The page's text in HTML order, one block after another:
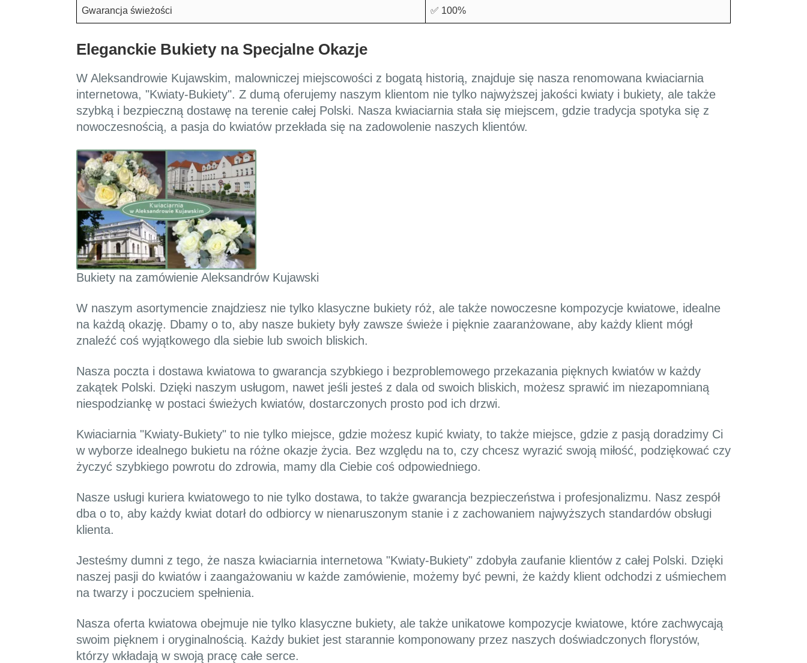
Gwarancja świeżości ✅ 100%
Eleganckie Bukiety na Specjalne Okazje
W Aleksandrowie Kujawskim, malowniczej miejscowości z bogatą historią, znajduje się nasza renomowana kwiaciarnia
internetowa, "Kwiaty-Bukiety". Z dumą oferujemy naszym klientom nie tylko najwyższej jakości kwiaty i bukiety, ale także
szybką i bezpieczną dostawę na terenie całej Polski. Nasza kwiaciarnia stała się miejscem, gdzie tradycja spotyka się z
nowoczesnością, a pasja do kwiatów przekłada się na zadowolenie naszych klientów.
Bukiety na zamówienie Aleksandrów Kujawski
W naszym asortymencie znajdziesz nie tylko klasyczne bukiety róż, ale także nowoczesne kompozycje kwiatowe, idealne
na każdą okazję. Dbamy o to, aby nasze bukiety były zawsze świeże i pięknie zaaranżowane, aby każdy klient mógł
znaleźć coś wyjątkowego dla siebie lub swoich bliskich.
Nasza poczta i dostawa kwiatowa to gwarancja szybkiego i bezproblemowego przekazania pięknych kwiatów w każdy
zakątek Polski. Dzięki naszym usługom, nawet jeśli jesteś z dala od swoich bliskich, możesz sprawić im niezapomnianą
niespodziankę w postaci świeżych kwiatów, dostarczonych prosto pod ich drzwi.
Kwiaciarnia "Kwiaty-Bukiety" to nie tylko miejsce, gdzie możesz kupić kwiaty, to także miejsce, gdzie z pasją doradzimy Ci
w wyborze idealnego bukietu na różne okazje życia. Bez względu na to, czy chcesz wyrazić swoją miłość, podziękować czy
życzyć szybkiego powrotu do zdrowia, mamy dla Ciebie coś odpowiedniego.
Nasze usługi kuriera kwiatowego to nie tylko dostawa, to także gwarancja bezpieczeństwa i profesjonalizmu. Nasz zespół
dba o to, aby każdy kwiat dotarł do odbiorcy w nienaruszonym stanie i z zachowaniem najwyższych standardów obsługi
klienta.
Jesteśmy dumni z tego, że nasza kwiaciarnia internetowa "Kwiaty-Bukiety" zdobyła zaufanie klientów z całej Polski. Dzięki
naszej pasji do kwiatów i zaangażowaniu w każde zamówienie, możemy być pewni, że każdy klient odchodzi z uśmiechem
na twarzy i poczuciem spełnienia.
Nasza oferta kwiatowa obejmuje nie tylko klasyczne bukiety, ale także unikatowe kompozycje kwiatowe, które zachwycają
swoim pięknem i oryginalnością. Każdy bukiet jest starannie komponowany przez naszych doświadczonych florystów,
którzy wkładają w swoją pracę całe serce.